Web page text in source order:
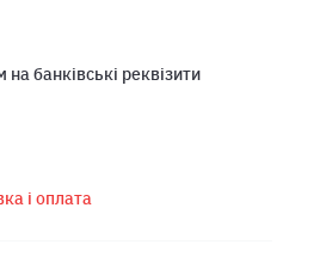
банківські реквізити
і оплата